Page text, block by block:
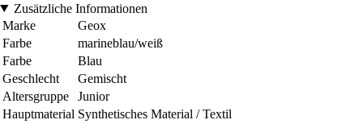
Zusätzliche Informationen
Marke
Geox
Farbe
marineblau/weiß
Farbe
Blau
Geschlecht
Gemischt
Altersgruppe
Junior
Hauptmaterial Synthetisches Material / Textil